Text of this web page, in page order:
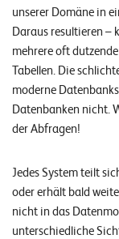
unserer Domäne in
Daraus resultieren –
mehrere oft
Tabellen. Die
moderne
Datenbanken nicht.
der Abfragen!
Jedes System teilt
oder erhält bald
nicht in das
unterschiedliche